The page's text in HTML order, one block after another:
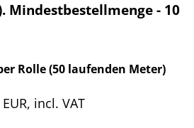
Mindestbestellmenge - 10
Rolle (50 laufenden Meter)
incl. VAT